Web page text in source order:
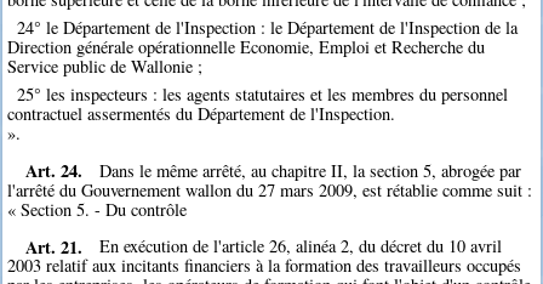
24° le Département de l'Inspection : le Département de l'Inspection de la
Direction générale opérationnelle Economie, Emploi et Recherche du
Service public de Wallonie ;
25° les inspecteurs : les agents statutaires et les membres du personnel
contractuel assermentés du Département de l'Inspection.
».
Art. 24.
Dans le même arrêté, au chapitre II, la section 5, abrogée par
l'arrêté du Gouvernement wallon du 27 mars 2009, est rétablie comme suit :
« Section 5. - Du contrôle
Art. 21.
En exécution de l'article 26, alinéa 2, du décret du 10 avril
2003 relatif aux incitants financiers à la formation des travailleurs occupés